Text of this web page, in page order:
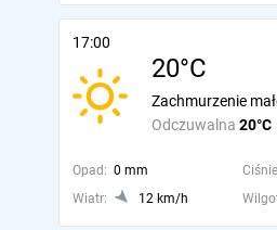
17:00
20°C
Odczuwalna 20°C
Zachmurzenie
Opad: 0 mm
Wiatr:
12 km/h